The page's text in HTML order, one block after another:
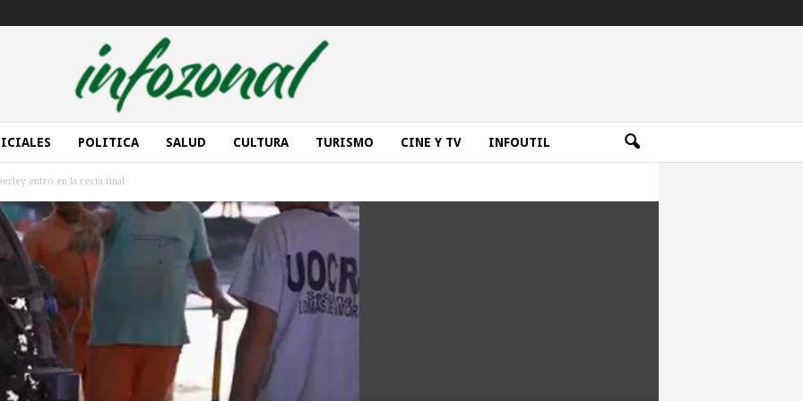
POLITICA SALUD CULTURA TURISMO CINE Y TV INFOUTIL
entró en la recta final